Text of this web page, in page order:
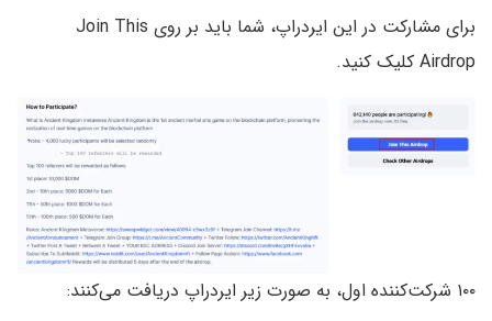
برای مشارکت در این ایردراپ، شما باید بر روی Join This
Airdrop کلیک کنید.
۱۰۰ شرکت‌کننده اول، به صورت زیر ایردراپ دریافت می‌کنند: